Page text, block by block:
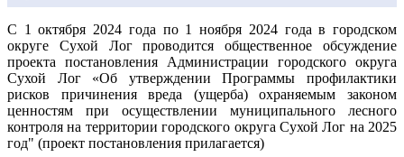
С 1 октября 2024 года по 1 ноября 2024 года в городском
округе Сухой Лог проводится общественное обсуждение
проекта постановления Администрации городского округа
Сухой Лог «Об утверждении Программы профилактики
рисков причинения вреда (ущерба) охраняемым законом
ценностям при осуществлении муниципального лесного
контроля на территории городского округа Сухой Лог на 2025
год" (проект постановления прилагается)